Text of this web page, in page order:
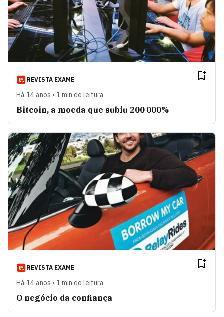
REVISTA EXAME
Há 14 anos • 1 min de leitura
Bitcoin, a moeda que subiu 200 000%
REVISTA EXAME
Há 14 anos • 1 min de leitura
O negócio da confiança